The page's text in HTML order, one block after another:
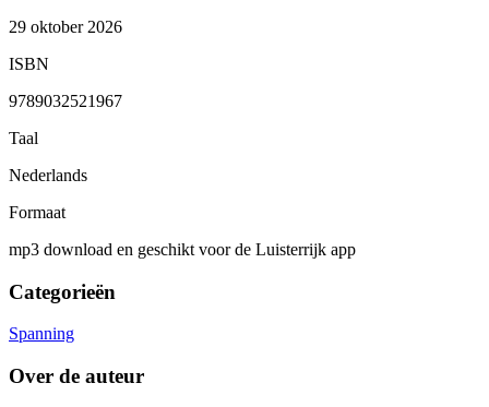
29 oktober 2026
ISBN
9789032521967
Taal
Nederlands
Formaat
mp3 download en geschikt voor de Luisterrijk app
Categorieën
Spanning
Over de auteur